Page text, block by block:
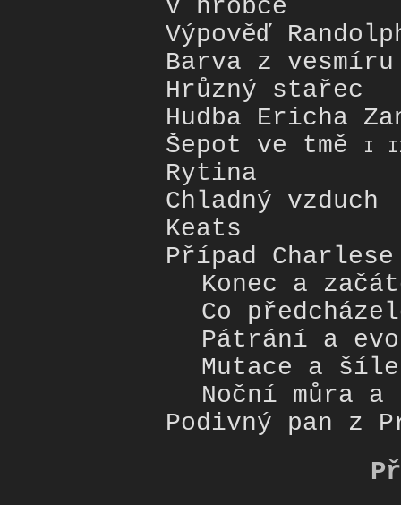
V hrobce
Výpověď
Barva z vesmíru
Hrůzný stařec
Hudba Ericha
Šepot ve tmě
I
Rytina
Chladný vzduch
Keats
Případ Charlese
Konec a
Co
Pátrání a
Mutace a
Noční můra a
Podivný pan z